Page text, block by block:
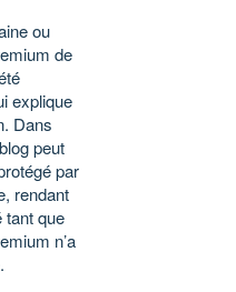
ou
de
explique
Dans
peut
par
rendant
tant que
n’a